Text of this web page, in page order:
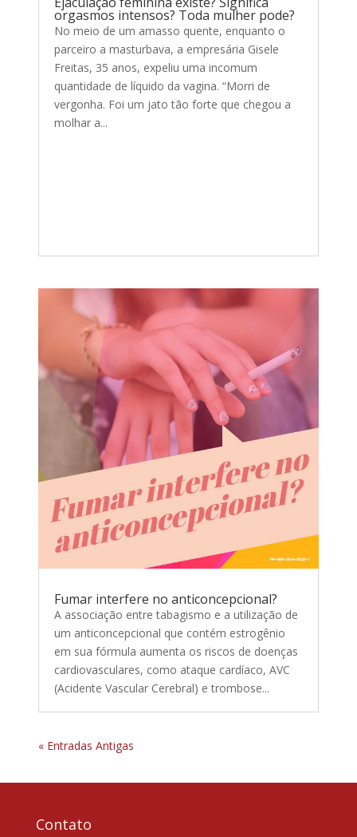
orgasmos intensos? Toda mulher pode?
No meio de um amasso quente, enquanto o
parceiro a masturbava, a empresária Gisele
Freitas, 35 anos, expeliu uma incomum
quantidade de líquido da vagina. “Morri de
vergonha. Foi um jato tão forte que chegou a
molhar a...
Fumar interfere no anticoncepcional?
A associação entre tabagismo e a utilização de
um anticoncepcional que contém estrogênio
em sua fórmula aumenta os riscos de doenças
cardiovasculares, como ataque cardíaco, AVC
(Acidente Vascular Cerebral) e trombose...
« Entradas Antigas
Contato